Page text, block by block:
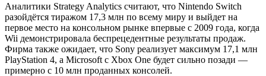
Аналитики Strategy Analytics считают, что Nintendo Switch
разойдётся тиражом 17,3 млн по всему миру и выйдет на
первое место на консольном рынке впервые с 2009 года, когда
Wii демонстрировала беспрецедентные результаты продаж.
Фирма также ожидает, что Sony реализует максимум 17,1 млн
PlayStation 4, а Microsoft с Xbox One будет сильно позади —
примерно с 10 млн проданных консолей.